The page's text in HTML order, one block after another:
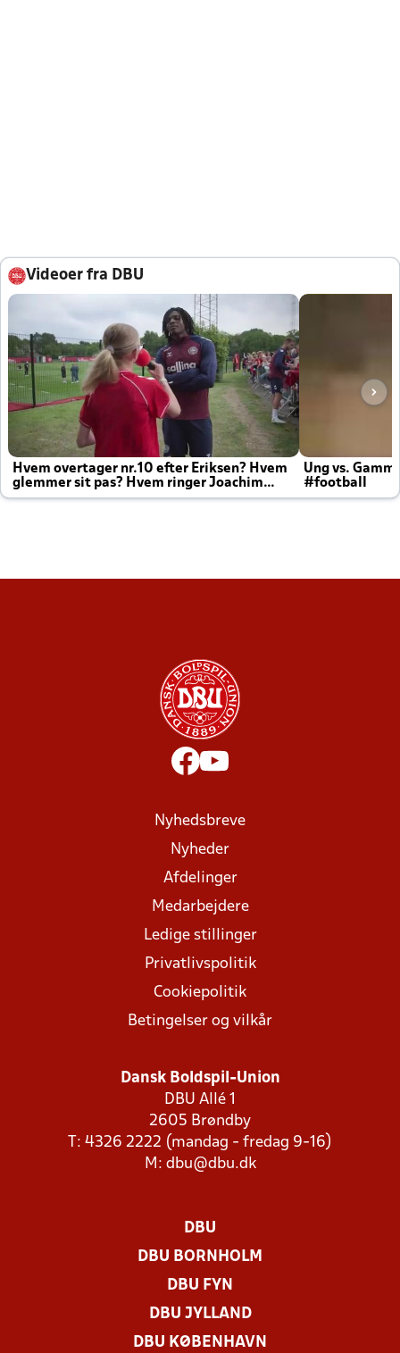
Videoer fra DBU
Hvem overtager nr.10 efter Eriksen? Hvem
glemmer sit pas? Hvem ringer Joachim
altid til efter kampe?
Ung vs.
#football
Nyhedsbreve
Nyheder
Afdelinger
Medarbejdere
Ledige stillinger
Privatlivspolitik
Cookiepolitik
Betingelser og vilkår
Dansk Boldspil-Union
DBU Allé 1
2605 Brøndby
T: 4326 2222 (mandag - fredag 9-16)
M: dbu@dbu.dk
DBU
DBU BORNHOLM
DBU FYN
DBU JYLLAND
DBU KØBENHAVN